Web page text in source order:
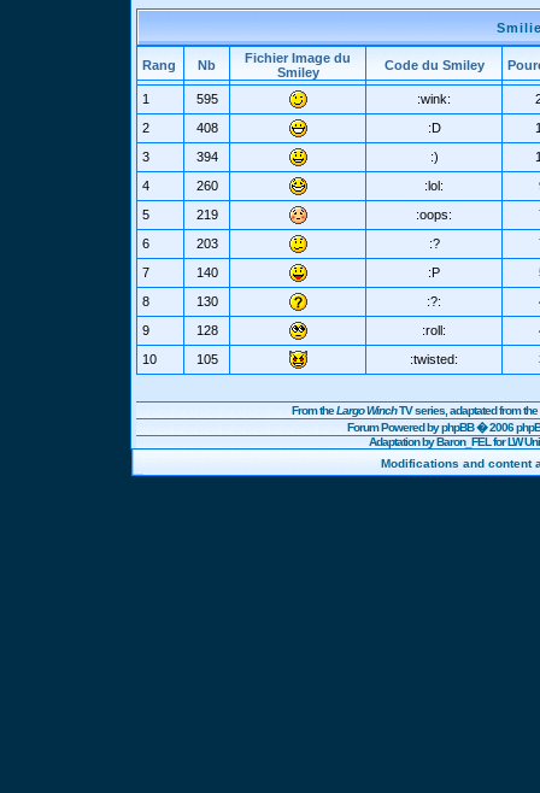
Rang Nb
Fichier Image du
Smiley
Code du Smiley
1 595 :wink:
2
408 :D
3
394 :)
4
260 :lol:
5
219 :oops:
6
203 :?
7
140 :P
8
130 :?:
9
128 :roll:
10
105 :twisted:
From theLargo WinchTV series, adaptated from
Forum Powered byphpBB� 2006
Adaptation by Baron_FEL for LW
Modifications and content